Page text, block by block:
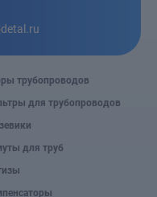
трубопроводов
для трубопроводов
для труб